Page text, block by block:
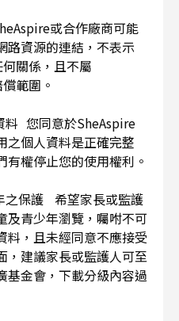
或合作廠商可能
路資源的連結，不表示
關係，且不屬
範圍。
料 您同意於SheAspire
之個人資料是正確完整
權停止您的使用權利。
之保護 希望家長或監護
及青少年瀏覽，囑咐不可
料，且未經同意不應接受
，建議家長或監護人可至
基金會，下載分級內容過